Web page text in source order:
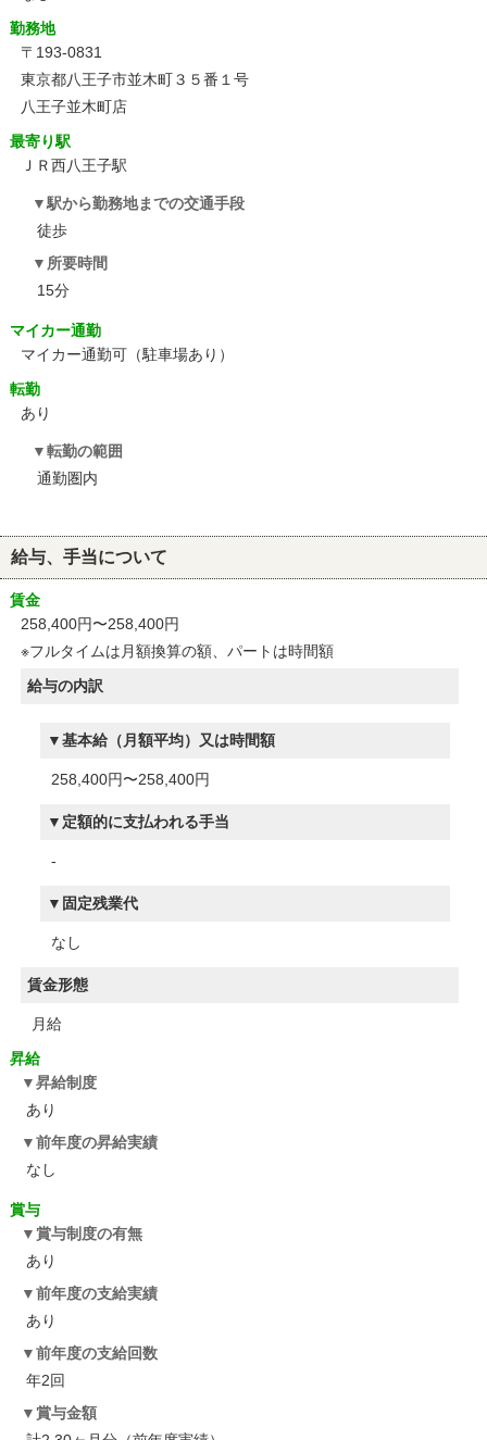
勤務地
〒193-0831
東京都八王子市並木町３５番１号
八王子並木町店
最寄り駅
ＪＲ西八王子駅
駅から勤務地までの交通手段
徒歩
所要時間
15分
マイカー通勤
マイカー通勤可（駐車場あり）
転勤
あり
転勤の範囲
通勤圏内
給与、手当について
賃金
258,400円〜258,400円
※フルタイムは月額換算の額、パートは時間額
給与の内訳
基本給（月額平均）又は時間額
258,400円〜258,400円
定額的に支払われる手当
-
固定残業代
なし
賃金形態
月給
昇給
昇給制度
あり
前年度の昇給実績
なし
賞与
賞与制度の有無
あり
前年度の支給実績
あり
前年度の支給回数
年2回
賞与金額